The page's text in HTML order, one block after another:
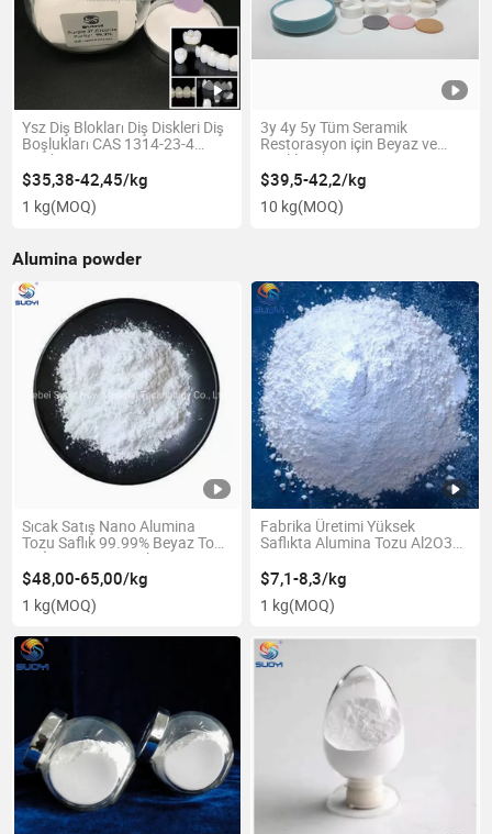
Ysz Diş Blokları Diş Diskleri Diş
Boşlukları CAS 1314-23-4
Sıcak Satışta Sy
$35,38-42,45/kg
1 kg(MOQ)
3y 4y 5y Tüm Seramik
Restorasyon için Beyaz ve
Renkli Zirkonya Tozu
$39,5-42,2/kg
10 kg(MOQ)
Alumina powder
Sıcak Satış Nano Alumina
Tozu Saflık 99.99% Beyaz Toz
En İyi Fiyat Seramik
$48,00-65,00/kg
1 kg(MOQ)
Fabrika Üretimi Yüksek
Saflıkta Alumina Tozu Al2O3
$7,1-8,3/kg
1 kg(MOQ)